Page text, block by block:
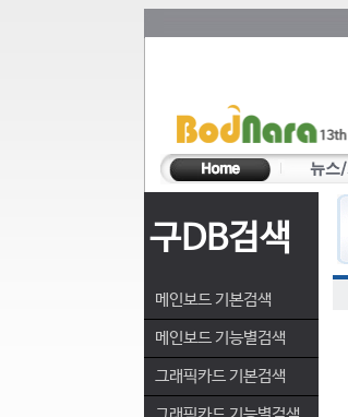
구DB검색
메인보드 기본검색
메인보드 기능별검색
그래픽카드 기본검색